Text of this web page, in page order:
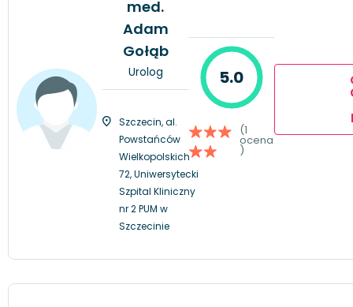
med.
Adam
Gołąb
Urolog
Szczecin, al.
Powstańców
Wielkopolskich
72, Uniwersytecki
Szpital Kliniczny
nr 2 PUM w
Szczecinie
5.0
(1
ocena
)